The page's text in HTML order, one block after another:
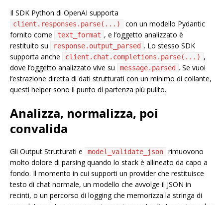
Il SDK Python di OpenAI supporta
client.responses.parse(...)
con un modello Pydantic
fornito come
text_format , e l’oggetto analizzato è
restituito su
response.output_parsed . Lo stesso SDK
supporta anche
client.chat.completions.parse(...) ,
dove l’oggetto analizzato vive su
message.parsed . Se vuoi
l’estrazione diretta di dati strutturati con un minimo di collante,
questi helper sono il punto di partenza più pulito.
Analizza, normalizza, poi
convalida
Gli Output Strutturati e model_validate_json
rimuovono
molto dolore di parsing quando lo stack è allineato da capo a
fondo. Il momento in cui supporti un provider che restituisce
testo di chat normale, un modello che avvolge il JSON in
recinti, o un percorso di logging che memorizza la stringa di